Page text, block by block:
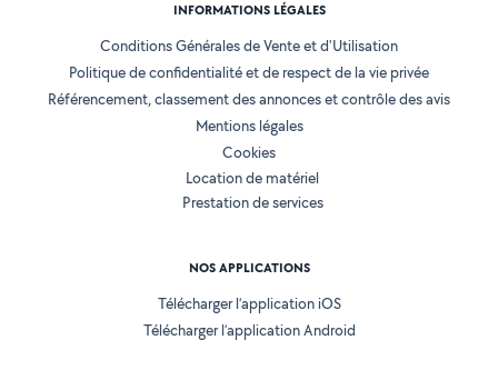
INFORMATIONS LÉGALES
Conditions Générales de Vente et d'Utilisation
Politique de confidentialité et de respect de la vie privée
Référencement, classement des annonces et contrôle des avis
Mentions légales
Cookies
Location de matériel
Prestation de services
NOS APPLICATIONS
Télécharger l’application iOS
Télécharger l’application Android